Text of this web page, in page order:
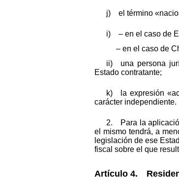
j) el término
i) – en el caso de
– en el caso de
ii) una persona
Estado contratante;
k) la expresión
carácter independiente.
2. Para la
el mismo tendrá, a
legislación de ese
fiscal sobre el que
Artículo 4.